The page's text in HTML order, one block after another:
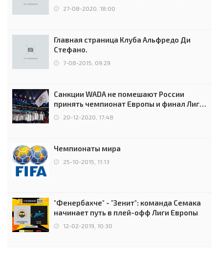
0:2 (0:0)
27-08-2020, 18:00
Главная страница Клуба Альфредо Ди
Стефано.
7-08-2015, 09:29
Санкции WADA не помешают России
принять чемпионат Европы и финал Лиги
чемпионов.
20-12-2020, 17:48
Чемпионаты мира
25-10-2015, 11:13
"Фенербахче" - "Зенит": команда Семака
начинает путь в плей-офф Лиги Европы
12-02-2019, 10:30